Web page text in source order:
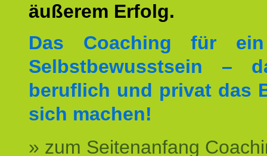
äußerem Erfolg.
Das Coaching für
Selbstbewusstsein –
beruflich und privat das
sich machen!
» zum Seitenanfang